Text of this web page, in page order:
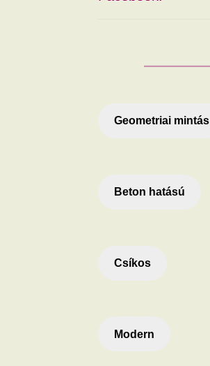
Geometriai mintás
Beton hatású
Csíkos
Modern